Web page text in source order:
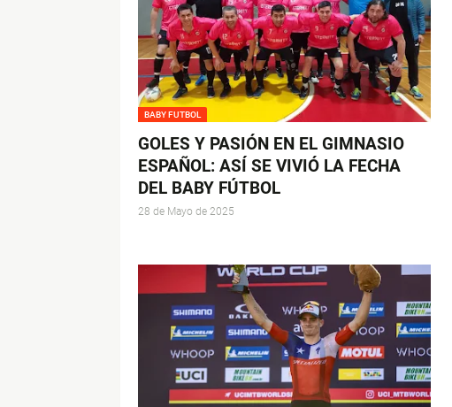
BABY FUTBOL
GOLES Y PASIÓN EN EL GIMNASIO
ESPAÑOL: ASÍ SE VIVIÓ LA FECHA
DEL BABY FÚTBOL
28 de Mayo de 2025